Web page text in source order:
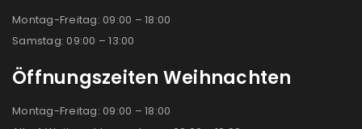
Montag-Freitag: 09:00 – 18:00
Samstag: 09:00 – 13:00
Öffnungszeiten Weihnachten
Montag-Freitag: 09:00 – 18:00